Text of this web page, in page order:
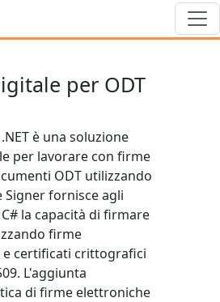
per ODT
è una soluzione
per lavorare con firme
ODT utilizzando
Signerfornisce agli
la capacità di firmare
firme
certificati crittografici
L'aggiunta
di firme elettroniche